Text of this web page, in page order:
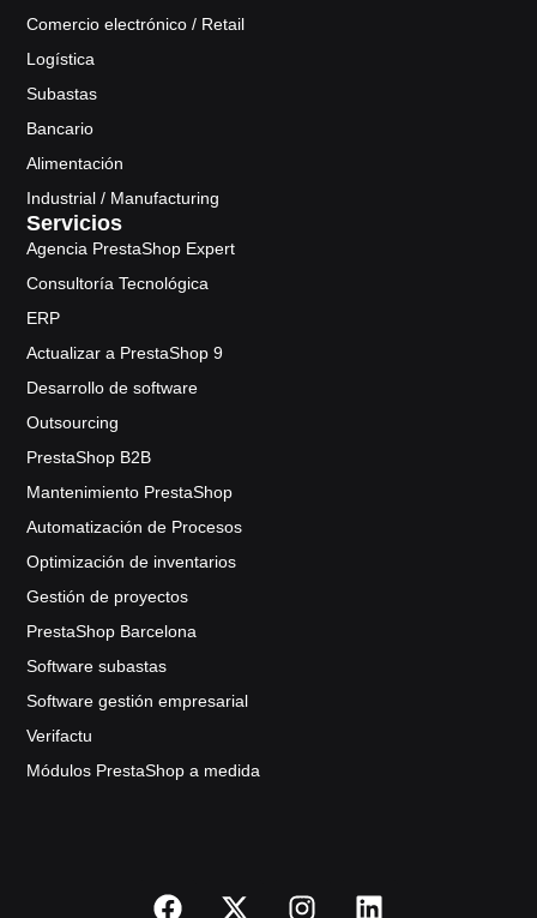
Comercio electrónico / Retail
Logística
Subastas
Bancario
Alimentación
Industrial / Manufacturing
Servicios
Agencia PrestaShop Expert
Consultoría Tecnológica
ERP
Actualizar a PrestaShop 9
Desarrollo de software
Outsourcing
PrestaShop B2B
Mantenimiento PrestaShop
Automatización de Procesos
Optimización de inventarios
Gestión de proyectos
PrestaShop Barcelona
Software subastas
Software gestión empresarial
Verifactu
Módulos PrestaShop a medida